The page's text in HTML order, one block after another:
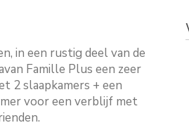
in een rustig deel van de
Famille Plus een zeer
2 slaapkamers + een
voor een verblijf met